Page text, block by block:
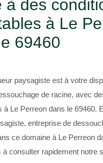
à des
à Le
69460
paysagiste est à votre
de racine, avec
à Le Perreon dans le 69460.
entreprise de
ce domaine à Le Perreon
à consulter rapidement notre